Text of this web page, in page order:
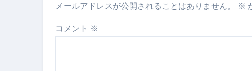
メールアドレスが公開されることはありません。 ※
コメント ※